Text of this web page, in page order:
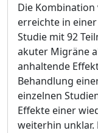
Die Kombination
erreichte in
Studie mit 92
akuter Migräne
anhaltende
Behandlung
einzelnen
Effekte einer
weiterhin